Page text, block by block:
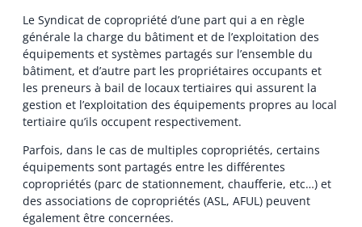
Le Syndicat de copropriété d’une part qui a en règle
générale la charge du bâtiment et de l’exploitation des
équipements et systèmes partagés sur l’ensemble du
bâtiment, et d’autre part les propriétaires occupants et
les preneurs à bail de locaux tertiaires qui assurent la
gestion et l’exploitation des équipements propres au local
tertiaire qu’ils occupent respectivement.
Parfois, dans le cas de multiples copropriétés, certains
équipements sont partagés entre les différentes
copropriétés (parc de stationnement, chaufferie, etc…) et
des associations de copropriétés (ASL, AFUL) peuvent
également être concernées.